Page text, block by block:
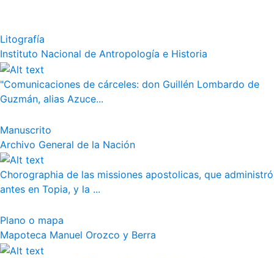
Litografía
Instituto Nacional de Antropología e Historia
"Comunicaciones de cárceles: don Guillén Lombardo de
Guzmán, alias Azuce...
Manuscrito
Archivo General de la Nación
Chorographia de las missiones apostolicas, que administró
antes en Topia, y la ...
Plano o mapa
Mapoteca Manuel Orozco y Berra